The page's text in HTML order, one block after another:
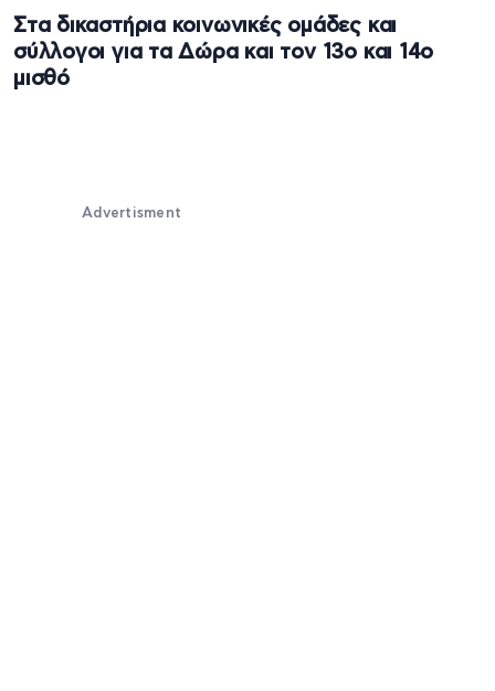
Στα δικαστήρια κοινωνικές ομάδες και
σύλλογοι για τα Δώρα και τον 13ο και 14ο
μισθό
Advertisment